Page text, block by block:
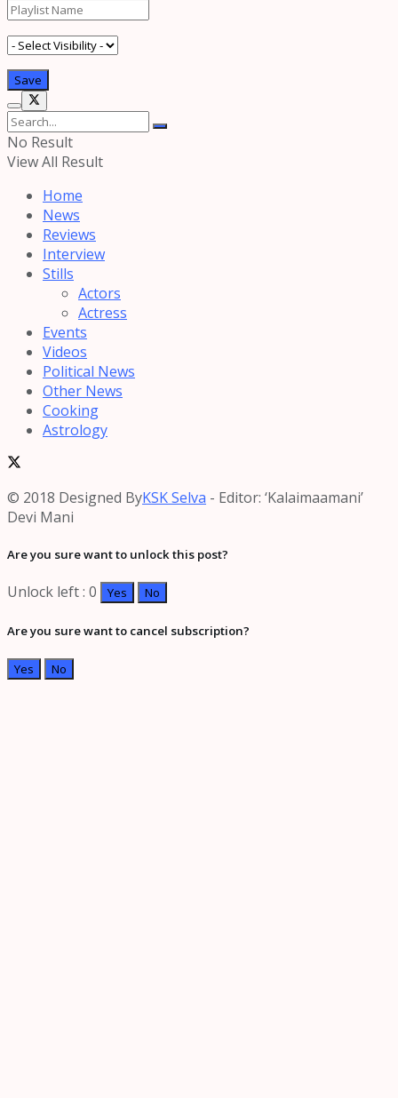
No Result
View All Result
Home
News
Reviews
Interview
Stills
Actors
Actress
Events
Videos
Political News
Other News
Cooking
Astrology
© 2018 Designed ByKSK Selva - Editor: ‘Kalaimaamani’
Devi Mani
Are you sure want to unlock this post?
Unlock left : 0 Yes No
Are you sure want to cancel subscription?
Yes No